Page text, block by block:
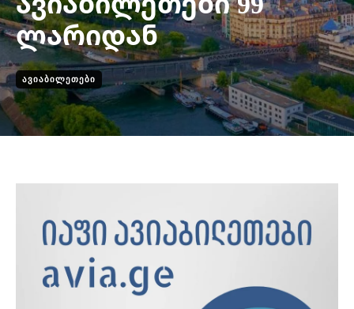
ლარიდან
ᲐᲕᲘᲐᲑᲘᲚᲔᲗᲔᲑᲘ